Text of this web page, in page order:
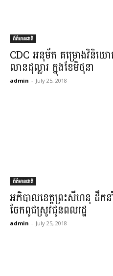
ព័ត៌មានជាតិ
CDC អនុម័ត គម្រោង​វិនិយ
លាន​ដុល្លារ ​ក្នុងខែ​មិថុនា​
admin - July 25, 2018
ព័ត៌មានជាតិ
អភិបាលខេត្ត​ព្រះសីហនុ ដឹក
ចែក​ពូជស្រូវ​ជូន​ពលរដ្ឋ​
admin - July 25, 2018